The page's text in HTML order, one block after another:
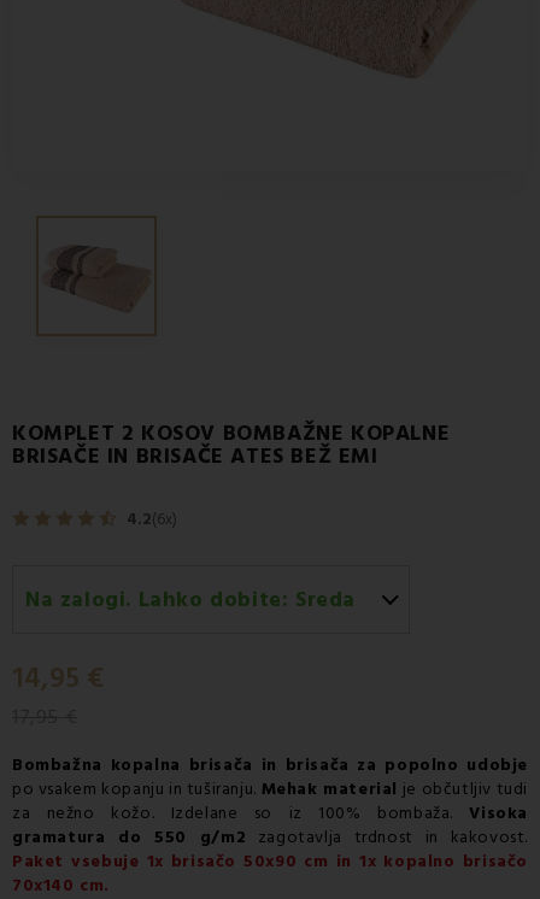
KOMPLET 2 KOSOV BOMBAŽNE KOPALNE
BRISAČE IN BRISAČE ATES BEŽ EMI
4.2(6x)
Na zalogi. Lahko dobite: Sreda
14,95 €
Bombažna kopalna brisača in brisača za popolno udobje
po vsakem kopanju in tuširanju. Mehak material je občutljiv tudi
za nežno kožo. Izdelane so iz 100% bombaža.Visoka
gramatura do 550 g/m2 zagotavlja trdnost in kakovost.
Paket vsebuje 1x brisačo 50x90 cm in 1x kopalno brisačo
70x140 cm.